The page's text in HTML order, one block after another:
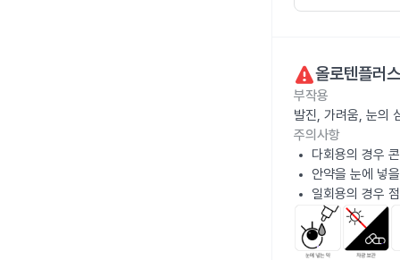
올로텐플러
부작용
발진, 가려움, 눈의
주의사항
다회용의 경우
안약을 눈에 넣
일회용의 경우